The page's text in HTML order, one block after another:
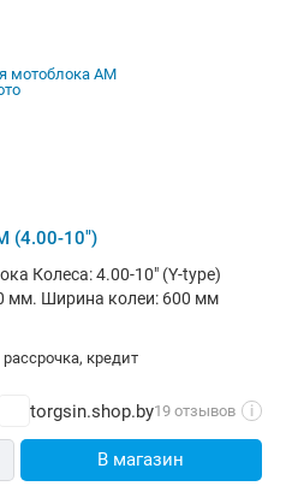
(4.00-10")
Колеса: 4.00-10" (Y-type)
мм. Ширина колеи: 600 мм
рассрочка, кредит
torgsin.shop.by19 отзывов i
В магазин